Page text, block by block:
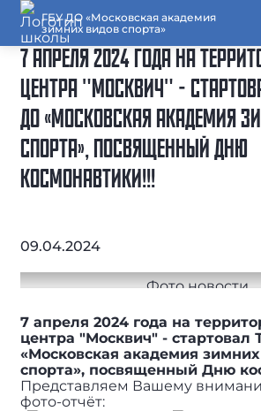
ГБУ ДО «Московская академия
зимних видов спорта»
7 АПРЕЛЯ 2024 ГОДА НА
ЦЕНТРА "МОСКВИЧ" -
ДО «МОСКОВСКАЯ АКАДЕМИЯ
СПОРТА», ПОСВЯЩЕННЫЙ ДНЮ
КОСМОНАВТИКИ!!!
09.04.2024
7 апреля 2024 года на
центра "Москвич" -
«Московская академия
спорта», посвященный Дню
Представляем Вашему
фото-отчёт: